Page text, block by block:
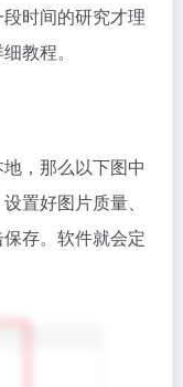
时间的研究才理
教程。
，那么以下图中
置好图片质量、
存。软件就会定